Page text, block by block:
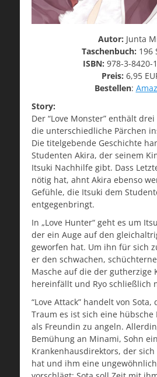
Autor: Junta
Taschenbuch: 196
ISBN: 978-3-8420-
Preis: 6,95
Bestellen:
Story:
Der “Love Monster” enthält
die unterschiedliche Pärchen
Die titelgebende Geschichte
Studenten Akira, der seinem
Itsuki Nachhilfe gibt. Dass
nötig hat, ahnt Akira ebenso
Gefühle, die Itsuki dem
entgegenbringt.
In „Love Hunter“ geht es um
der ein Auge auf den
geworfen hat. Um ihn für sich
er den schwachen,
Masche auf die der gutherzige
hereinfällt und Ryo schließlich
“Love Attack” handelt von
Traum es ist sich eine hübsche
als Freundin zu angeln.
Bemühung an Minami, Sohn
Krankenhausdirektors, der
hat und ihm eine